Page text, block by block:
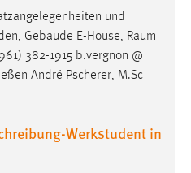
André Pscherer, M.Sc
Werkstudent in
in einem
Wir bieten dir •